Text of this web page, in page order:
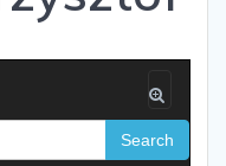
Search